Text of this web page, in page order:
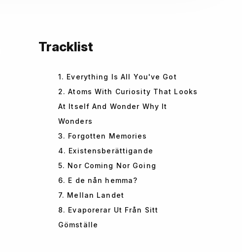
Tracklist
1. Everything Is All You've Got
2. Atoms With Curiosity That Looks
At Itself And Wonder Why It
Wonders
3. Forgotten Memories
4. Existensberättigande
5. Nor Coming Nor Going
6. E de nån hemma?
7. Mellan Landet
8. Evaporerar Ut Från Sitt
Gömställe